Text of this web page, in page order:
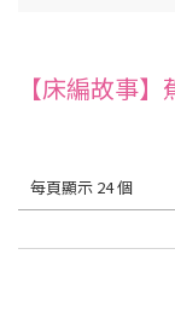
【床編故事
每頁顯示 24 個